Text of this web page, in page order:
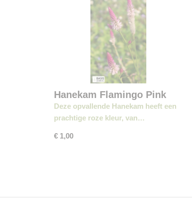
Hanekam Flamingo Pink
Deze opvallende Hanekam heeft een
prachtige roze kleur, van…
€ 1,00